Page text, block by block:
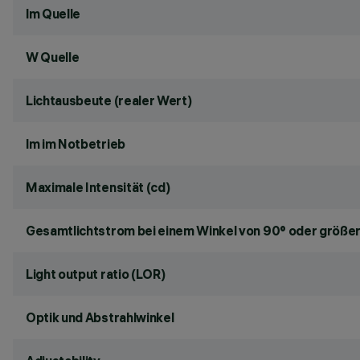
lm Quelle
W Quelle
Lichtausbeute (realer Wert)
lm im Notbetrieb
Maximale Intensität (cd)
Gesamtlichtstrom bei einem Winkel von 90° oder
Light output ratio (LOR)
Optik und Abstrahlwinkel